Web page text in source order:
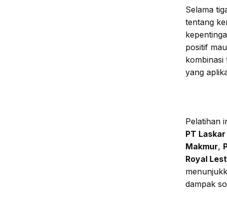
Selama
tentang
positif
kombinasi
yang
Pelatihan
PT
Makmur,
Royal
dampak